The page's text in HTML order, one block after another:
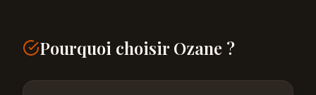
Pourquoi choisir Ozane ?